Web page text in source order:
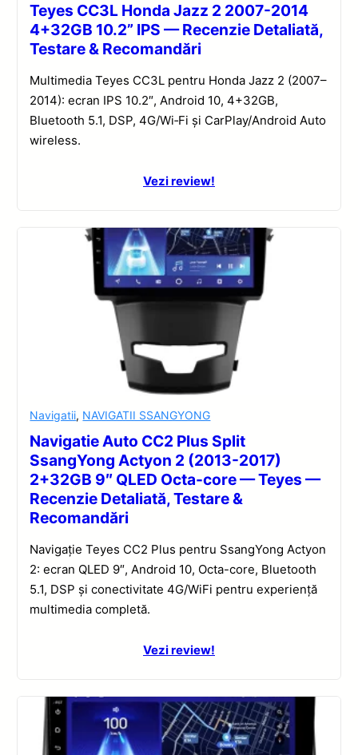
Teyes CC3L Honda Jazz 2 2007-2014
4+32GB 10.2” IPS — Recenzie Detaliată,
Testare & Recomandări
Multimedia Teyes CC3L pentru Honda Jazz 2 (2007–
2014): ecran IPS 10.2″, Android 10, 4+32GB,
Bluetooth 5.1, DSP, 4G/Wi‑Fi și CarPlay/Android Auto
wireless.
Vezi review!
Navigatii, NAVIGATII SSANGYONG
Navigatie Auto CC2 Plus Split
SsangYong Actyon 2 (2013-2017)
2+32GB 9″ QLED Octa-core — Teyes —
Recenzie Detaliată, Testare &
Recomandări
Navigație Teyes CC2 Plus pentru SsangYong Actyon
2: ecran QLED 9″, Android 10, Octa-core, Bluetooth
5.1, DSP și conectivitate 4G/WiFi pentru experiență
multimedia completă.
Vezi review!